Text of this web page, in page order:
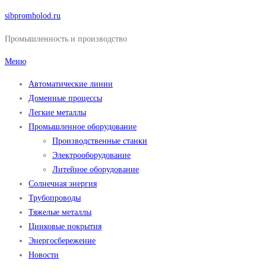
Перейти
содержимому
sibpromholod.ru
Промышленность и производство
Меню
Автоматические линии
Доменные процессы
Легкие металлы
Промышленное оборудование
Производственные станки
Электрооборудование
Литейное оборудование
Солнечная энергия
Трубопроводы
Тяжелые металлы
Цинковые покрытия
Энергосбережение
Новости